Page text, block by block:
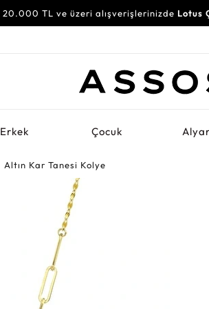
20.000 TL ve üzeri alışverişlerinizde Lotus
Erkek Çocuk
Altın Kar Tanesi Kolye